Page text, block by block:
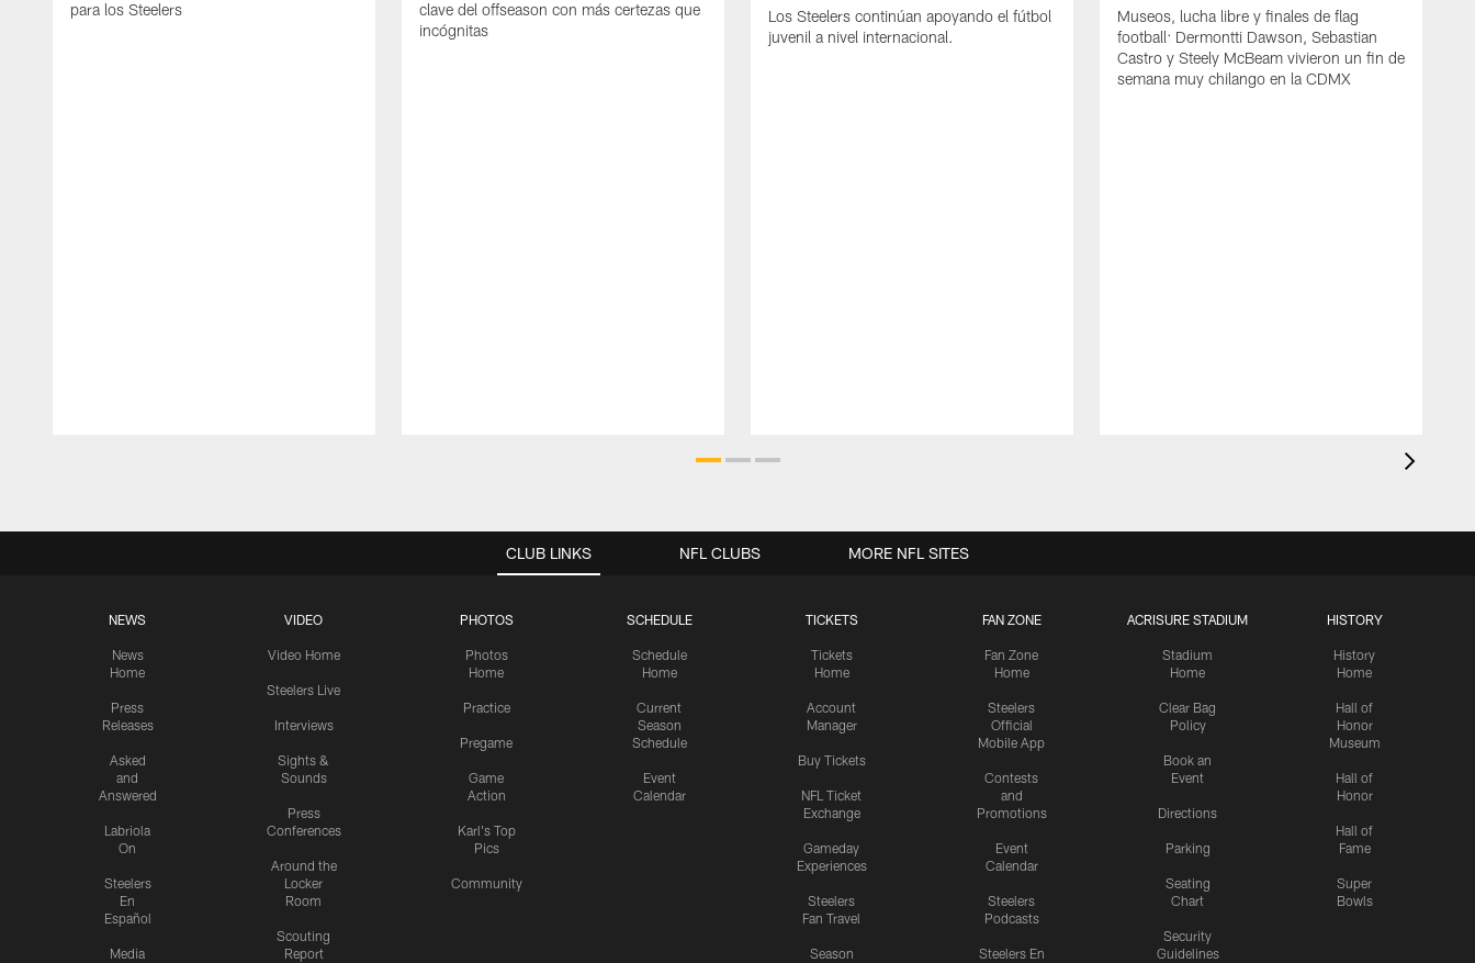
para los Steelers
clave del offseason con más certezas que
incógnitas
Los Steelers continúan apoyando el fútbol
juvenil a nivel internacional.
Museos, lucha libre y finales de flag
football: Dermontti Dawson, Sebastian
Castro y Steely McBeam vivieron un fin de
semana muy chilango en la CDMX
CLUB LINKS
NEWS
News
Home
Press
Releases
Asked
and
Answered
Labriola
On
Steelers
En
Español
Media
VIDEO
Video Home
Steelers Live
Interviews
Sights &
Sounds
Press
Conferences
Around the
Locker
Room
Scouting
Report
PHOTOS
Photos
Home
Practice
Pregame
Game
Action
Karl's Top
Pics
Community
SCHEDULE
Schedule
Home
Current
Season
Schedule
Event
Calendar
TICKETS
Tickets
Home
Account
Manager
Buy Tickets
NFL Ticket
Exchange
Gameday
Experiences
Steelers
Fan Travel
Season
FAN ZONE
Fan Zone
Home
Steelers
Official
Mobile App
Contests
and
Promotions
Event
Calendar
Steelers
Podcasts
Steelers En
ACRISURE STADIUM
Stadium
Home
Clear Bag
Policy
Book an
Event
Directions
Parking
Seating
Chart
Security
Guidelines
HISTORY
History
Home
Hall of
Honor
Museum
Hall of
Honor
Hall of
Fame
Super
Bowls
NFL CLUBS MORE NFL SITES